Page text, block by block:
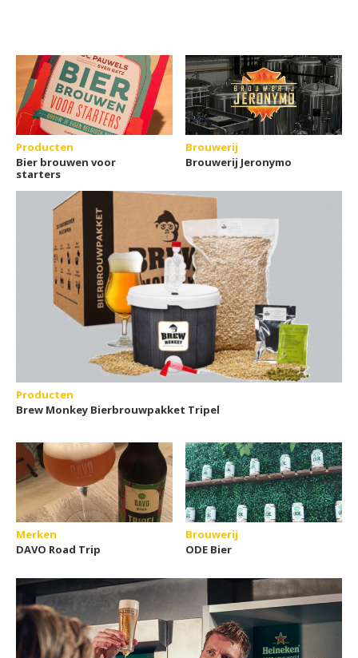
Producten
Bier brouwen voor
starters
Brouwerij
Brouwerij Jeronymo
Producten
Brew Monkey Bierbrouwpakket Tripel
Merken
DAVO Road Trip
Brouwerij
ODE Bier